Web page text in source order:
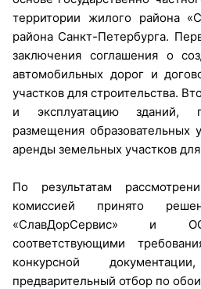
территории жилого района
района Санкт-Петербурга.
заключения соглашения о
автомобильных дорог и
участков для строительства.
и эксплуатацию зданий,
размещения образовательных
аренды земельных участков
По результатам
комиссией принято
«СлавДорСервис» и
соответствующими
конкурсной
предварительный отбор по